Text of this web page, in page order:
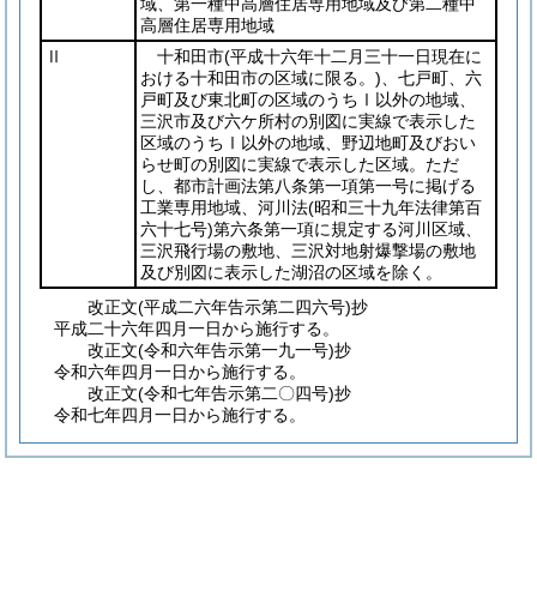
高層住居専用地域
Ⅱ
十和田市(平成十六年十二月三十一日現在に
おける十和田市の区域に限る。) 、七戸町、六
戸町及び東北町の区域のうちⅠ以外の地域、
三沢市及び六ケ所村の別図に実線で表示した
区域のうちⅠ以外の地域、野辺地町及びおい
らせ町の別図に実線で表示した区域。ただ
し、都市計画法第八条第一項第一号に掲げる
工業専用地域、河川法(昭和三十九年法律第百
六十七号)第六条第一項に規定する河川区域、
三沢飛行場の敷地、三沢対地射爆撃場の敷地
及び別図に表示した湖沼の区域を除く。
改正文(平成二六年告示第二四六号)抄
平成二十六年四月一日から施行する。
改正文(令和六年告示第一九一号)抄
令和六年四月一日から施行する。
改正文(令和七年告示第二〇四号)抄
令和七年四月一日から施行する。